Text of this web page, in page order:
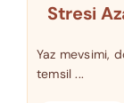
Stresi
Yaz mevsimi,
temsil ...